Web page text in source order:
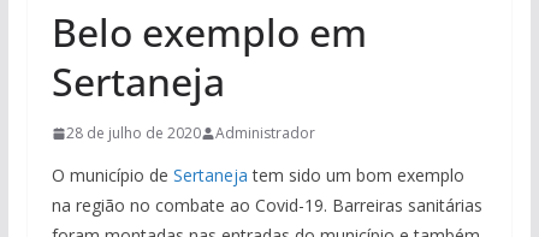
Belo exemplo em
Sertaneja
28 de julho de 2020 Administrador
O município de Sertanejatem sido um bom exemplo
na região no combate ao Covid-19. Barreiras sanitárias